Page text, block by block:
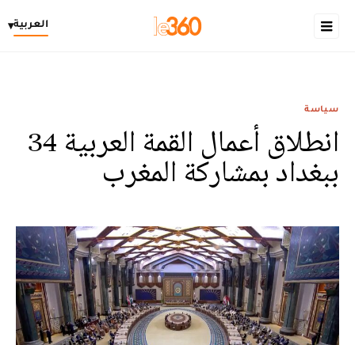
العربية▾
سياسة
انطلاق أعمال القمة العربية 34
ببغداد بمشاركة المغرب